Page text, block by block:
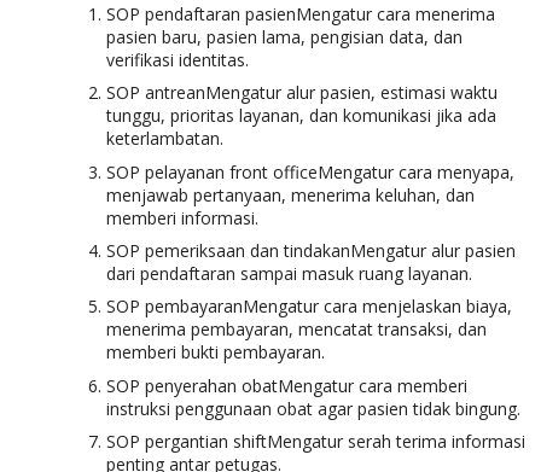
SOP pendaftaran pasienMengatur cara menerima
pasien baru, pasien lama, pengisian data, dan
verifikasi identitas.
SOP antreanMengatur alur pasien, estimasi waktu
tunggu, prioritas layanan, dan komunikasi jika ada
keterlambatan.
SOP pelayanan front officeMengatur cara menyapa,
menjawab pertanyaan, menerima keluhan, dan
memberi informasi.
SOP pemeriksaan dan tindakanMengatur alur pasien
dari pendaftaran sampai masuk ruang layanan.
SOP pembayaranMengatur cara menjelaskan biaya,
menerima pembayaran, mencatat transaksi, dan
memberi bukti pembayaran.
SOP penyerahan obatMengatur cara memberi
instruksi penggunaan obat agar pasien tidak bingung.
SOP pergantian shiftMengatur serah terima informasi
penting antar petugas.